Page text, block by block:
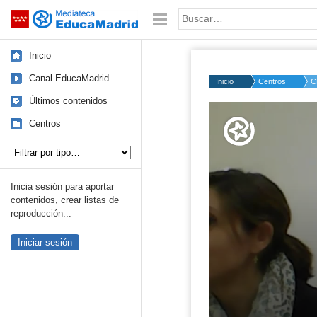
Saltar navegación Palabra o frase:
Inicio
Canal EducaMadrid
Últimos contenidos
Centros
Inicia sesión para aportar
contenidos, crear listas de
reproducción...
Iniciar sesión
Inicio Centros
50%